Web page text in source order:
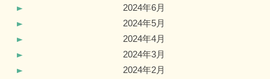
2024年6月
2024年5月
2024年4月
2024年3月
2024年2月